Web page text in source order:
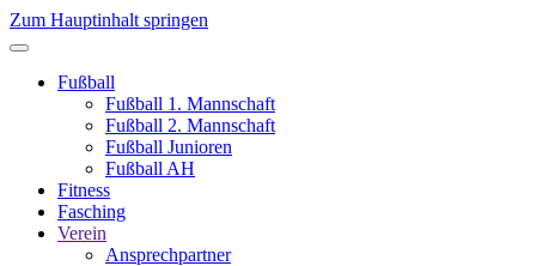
Zum Hauptinhalt springen
Fußball
Fußball 1. Mannschaft
Fußball 2. Mannschaft
Fußball Junioren
Fußball AH
Fitness
Fasching
Verein
Ansprechpartner